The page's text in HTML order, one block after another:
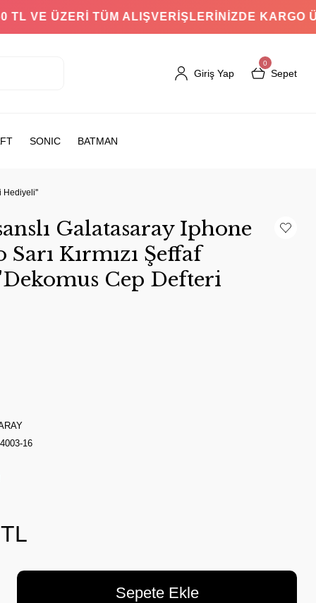
TÜM ALIŞVERİŞLERİNİZDE
Giriş Yap Sepet
0
SONIC BATMAN
Hediyeli''
Galatasaray Iphone
Kırmızı Şeffaf
Cep Defteri
16
Sepete Ekle